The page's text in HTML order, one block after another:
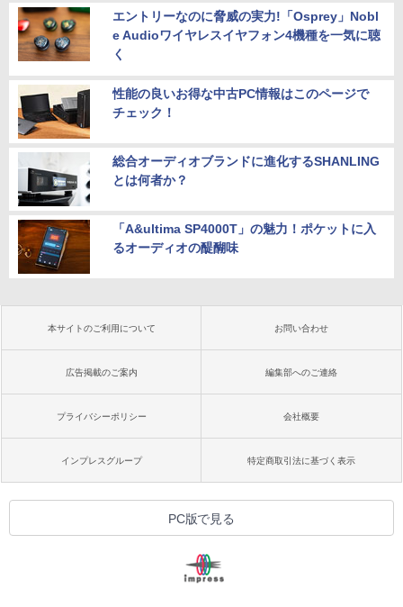
エントリーなのに脅威の実力!「Osprey」Nobl
e Audioワイヤレスイヤフォン4機種を一気に聴
く
性能の良いお得な中古PC情報はこのページで
チェック！
総合オーディオブランドに進化するSHANLING
とは何者か？
「A&ultima SP4000T」の魅力！ポケットに入
るオーディオの醍醐味
本サイトのご利用について お問い合わせ
広告掲載のご案内 編集部へのご連絡
プライバシーポリシー 会社概要
インプレスグループ 特定商取引法に基づく表示
PC版で見る